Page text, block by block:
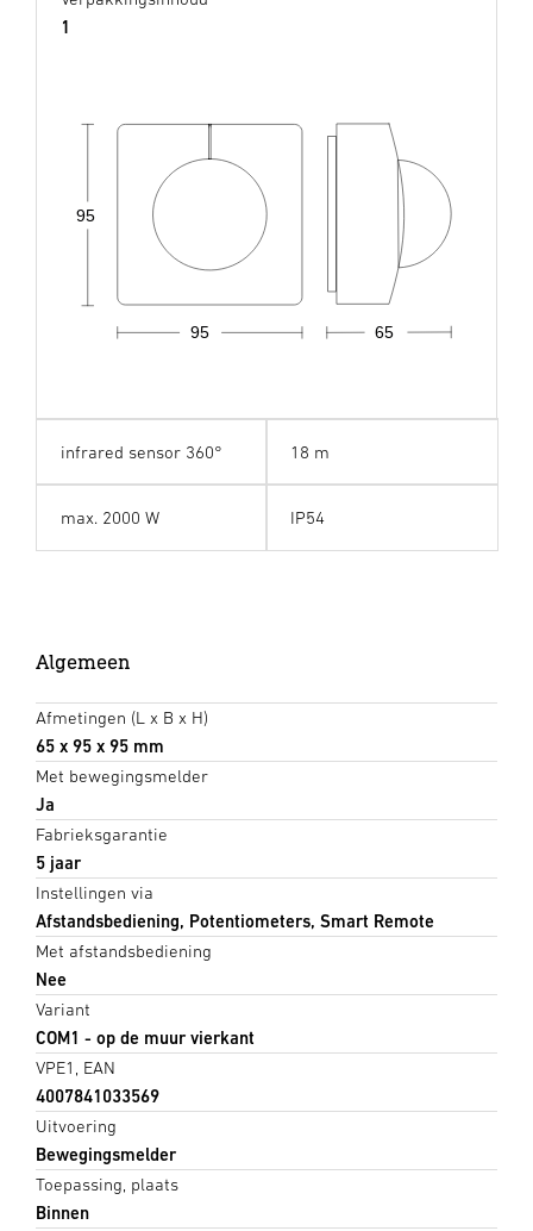
1
65
95
95
infrared sensor 360° 18 m
max. 2000 W IP54
Algemeen
Afmetingen (L x B x H)
65 x 95 x 95 mm
Met bewegingsmelder
Ja
Fabrieksgarantie
5 jaar
Instellingen via
Afstandsbediening, Potentiometers, Smart Remote
Met afstandsbediening
Nee
Variant
COM1 - op de muur vierkant
VPE1, EAN
4007841033569
Uitvoering
Bewegingsmelder
Toepassing, plaats
Binnen